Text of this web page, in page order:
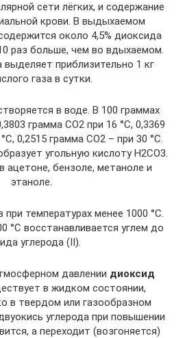
сети лёгких, и содержание
крови. В выдыхаемом
около 4,5% диоксида
раз больше, чем во вдыхаемом.
выделяет приблизительно 1 кг
газа в сутки.
в воде. В 100 граммах
грамма CO2 при 16 °C, 0,3369
0,2515 грамма CO2 – при 30 °C.
угольную кислоту Н2CO3.
ацетоне, бензоле, метаноле и
этаноле.
при температурах менее 1000 °C.
°C восстанавливается углем до
углерода (II).
давлении диоксид
в жидком состоянии,
в твердом или газообразном
углерода при повышении
а переходит (возгоняется)